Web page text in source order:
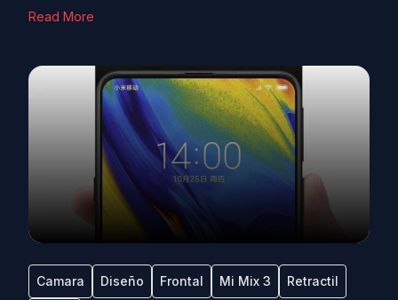
Read More
Camara Diseño Frontal Mi Mix 3 Retractil